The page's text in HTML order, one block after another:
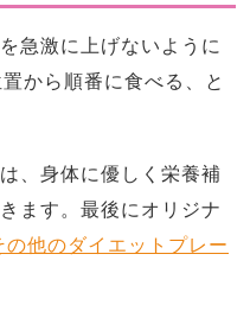
急激に上げないように
から順番に食べる、と
、身体に優しく栄養補
ます。最後にオリジナ
の他のダイエットプレー